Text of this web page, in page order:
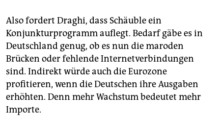
Also fordert Draghi, dass Schäuble ein
Konjunkturprogramm auflegt. Bedarf gäbe es in
Deutschland genug, ob es nun die maroden
Brücken oder fehlende Internetverbindungen
sind. Indirekt würde auch die Eurozone
profitieren, wenn die Deutschen ihre Ausgaben
erhöhten. Denn mehr Wachstum bedeutet mehr
Importe.